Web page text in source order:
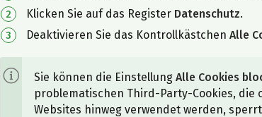
Klicken Sie auf das Register Datenschutz.
Deaktivieren Sie das KontrollkästchenAlle
Sie können die EinstellungAlle Cookies
problematischen Third-Party-Cookies,
Websites hinweg verwendet werden,